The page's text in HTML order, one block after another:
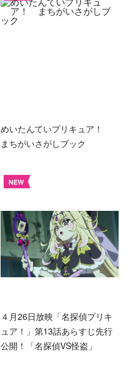
めいたんていプリキュア！
まちがいさがしブック
NEW
４月26日放映「名探偵プリキ
ュア！」第13話あらすじ先行
公開！「名探偵VS怪盗」